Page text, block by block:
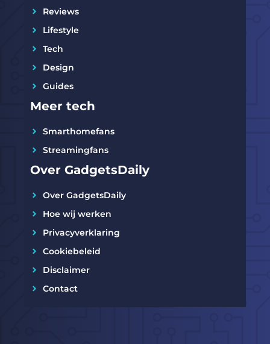
Reviews
Lifestyle
Tech
Design
Guides
Meer tech
Smarthomefans
Streamingfans
Over GadgetsDaily
Over GadgetsDaily
Hoe wij werken
Privacyverklaring
Cookiebeleid
Disclaimer
Contact